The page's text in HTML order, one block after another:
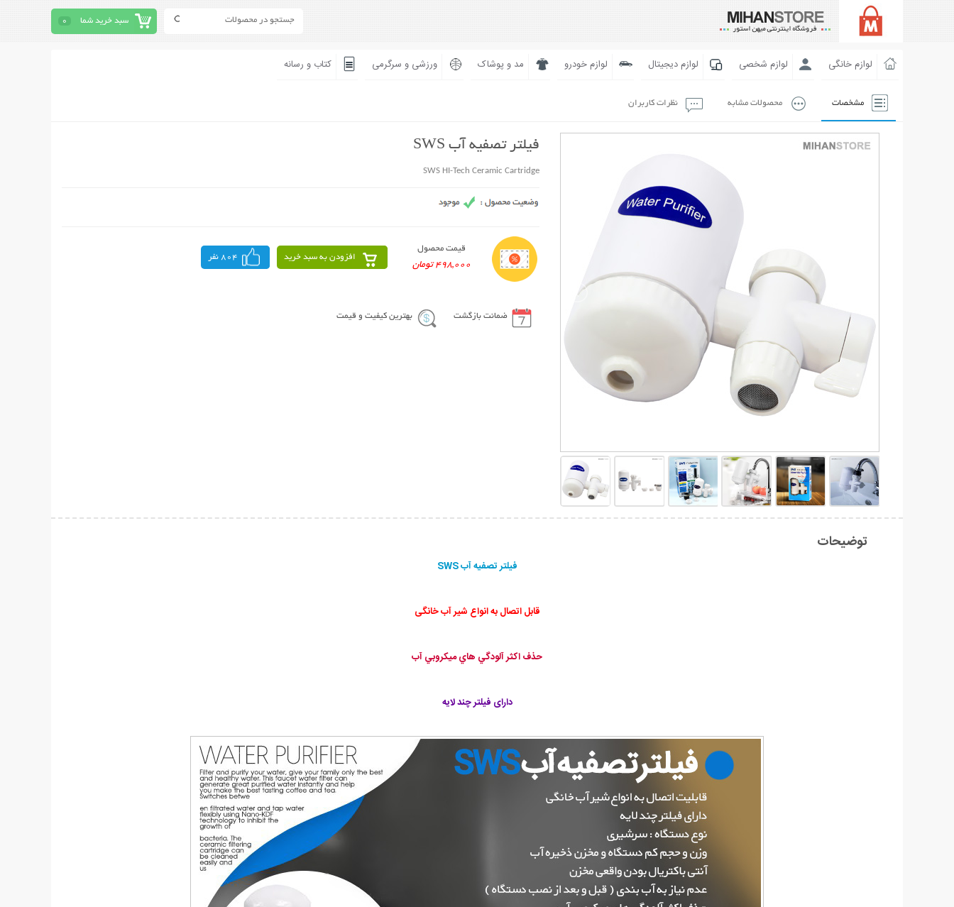
سبد خرید شما 0
لوازم خانگی لوازم شخصی لوازم دیجیتال لوازم خودرو مد و پوشاک ورزشی و سرگرمی کتاب و رسانه
مشخصات محصولات مشابه نظرات کاربران
فیلتر تصفيه آب SWS
SWS HI-Tech Ceramic Cartridge
قیمت محصول
498,000 تومان
افزودن به سبد خرید 804 نفر
ضمانت بازگشت بهترین کیفیت و قیمت
توضیحات
فیلتر تصفيه آب SWS
قابل اتصال به انواع شیر آب خانگی
حذف اكثر آلودگي هاي ميكروبي آب
دارای فیلتر چند لایه